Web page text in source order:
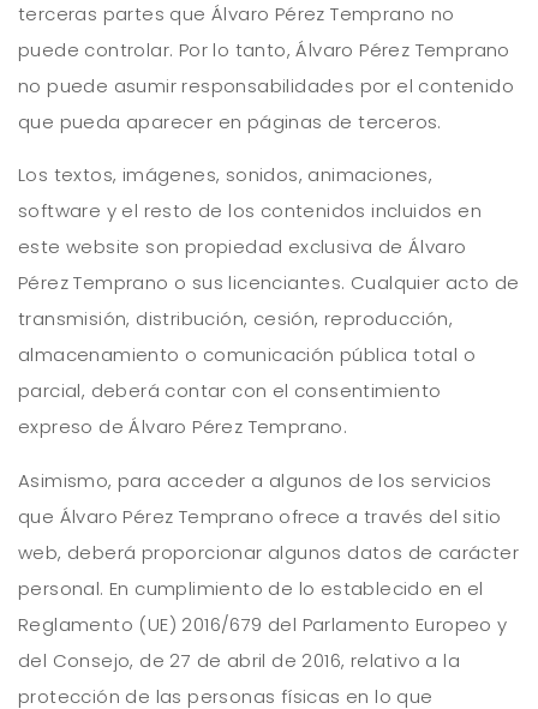
terceras partes que Álvaro Pérez Temprano no
puede controlar. Por lo tanto, Álvaro Pérez Temprano
no puede asumir responsabilidades por el contenido
que pueda aparecer en páginas de terceros.
Los textos, imágenes, sonidos, animaciones,
software y el resto de los contenidos incluidos en
este website son propiedad exclusiva de Álvaro
Pérez Temprano o sus licenciantes. Cualquier acto de
transmisión, distribución, cesión, reproducción,
almacenamiento o comunicación pública total o
parcial, deberá contar con el consentimiento
expreso de Álvaro Pérez Temprano.
Asimismo, para acceder a algunos de los servicios
que Álvaro Pérez Temprano ofrece a través del sitio
web, deberá proporcionar algunos datos de carácter
personal. En cumplimiento de lo establecido en el
Reglamento (UE) 2016/679 del Parlamento Europeo y
del Consejo, de 27 de abril de 2016, relativo a la
protección de las personas físicas en lo que